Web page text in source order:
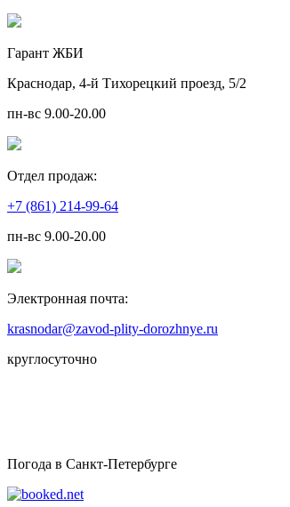
Гарант ЖБИ
Краснодар, 4-й Тихорецкий проезд, 5/2
пн-вс 9.00-20.00
Отдел продаж:
+7 (861) 214-99-64
пн-вс 9.00-20.00
Электронная почта:
krasnodar@zavod-plity-dorozhnye.ru
круглосуточно
Погода в Санкт-Петербурге